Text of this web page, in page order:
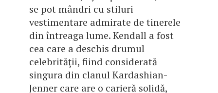
se pot mândri cu stiluri
vestimentare admirate de tinerele
din întreaga lume. Kendall a fost
cea care a deschis drumul
celebrităţii, fiind considerată
singura din clanul Kardashian-
Jenner care are o carieră solidă,